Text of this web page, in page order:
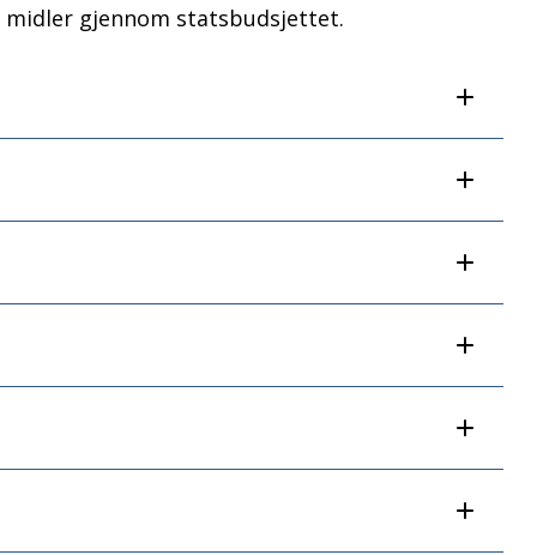
gjennom statsbudsjettet.